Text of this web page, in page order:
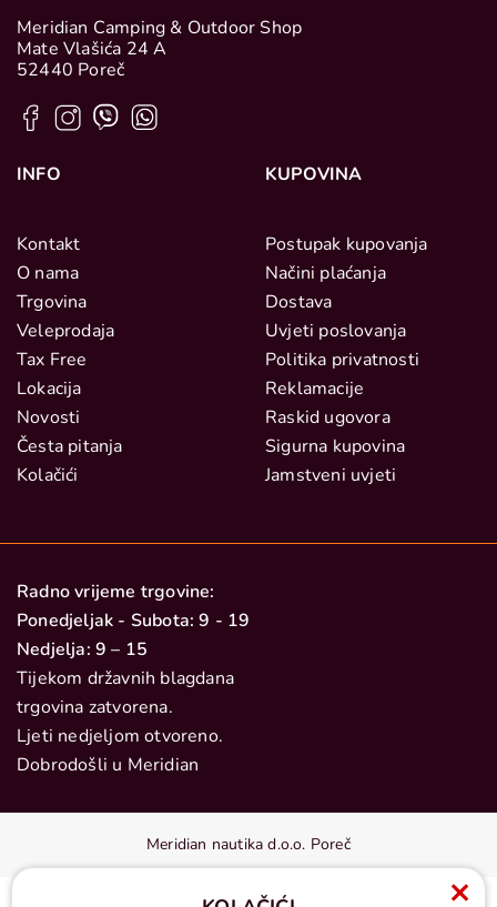
Meridian Camping & Outdoor Shop
Mate Vlašića 24 A
52440 Poreč
INFO
Kontakt
O nama
Trgovina
Veleprodaja
Tax Free
Lokacija
Novosti
Česta pitanja
Kolačići
KUPOVINA
Postupak kupovanja
Načini plaćanja
Dostava
Uvjeti poslovanja
Politika privatnosti
Reklamacije
Raskid ugovora
Sigurna kupovina
Jamstveni uvjeti
Radno vrijeme trgovine:
Ponedjeljak - Subota: 9 - 19
Nedjelja: 9 – 15
Tijekom državnih blagdana
trgovina zatvorena.
Ljeti nedjeljom otvoreno.
Dobrodošli u Meridian
Meridian nautika d.o.o. Poreč